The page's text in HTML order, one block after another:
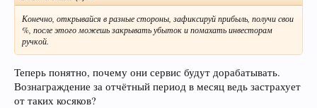
Конечно, открывайся в разные стороны, зафиксируй прибыль, получи свои
%, после этого можешь закрывать убыток и помахать инвесторам
ручкой.
Теперь понятно, почему они сервис будут дорабатывать.
Вознаграждение за отчётный период в месяц ведь застрахует
от таких косяков?